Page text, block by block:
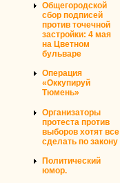
Общегородской
сбор подписей
против точечной
застройки: 4 мая
на Цветном
бульваре
Операция
«Оккупируй
Тюмень»
Организаторы
протеста против
выборов хотят все
сделать по закону
Политический
юмор.